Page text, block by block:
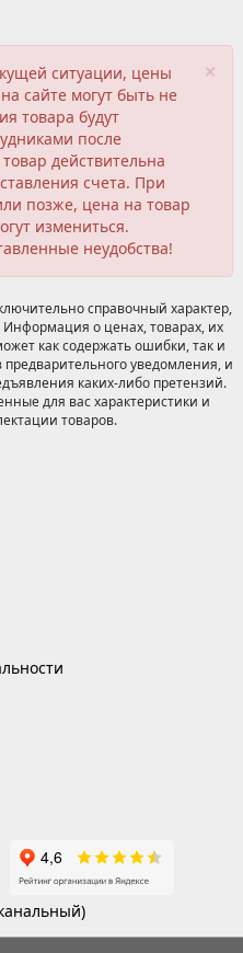
×
ситуации, цены
сайте могут быть не
товара будут
после
действительна
счета. При
позже, цена на товар
измениться.
неудобства!
справочный характер,
о ценах, товарах, их
как содержать ошибки, так и
уведомления, и
каких-либо претензий.
для вас характеристики и
товаров.